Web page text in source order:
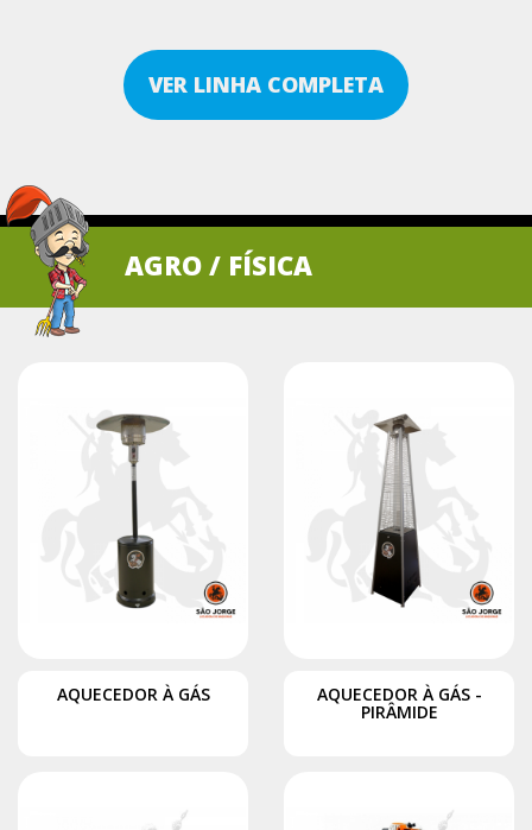
VER LINHA COMPLETA
AGRO / FÍSICA
AQUECEDOR À GÁS AQUECEDOR À GÁS -
PIRÂMIDE